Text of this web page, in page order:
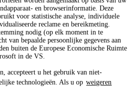
en browserinformatie. Deze
voor statistische analyse, individuele
reclame en bereikmeting.
nodig (op elk moment in te
van bepaalde persoonlijke gegevens aan
buiten de Europese Economische Ruimte
in de VS.
accepteert u het gebruik van niet-
technologieën. Als u op weigeren